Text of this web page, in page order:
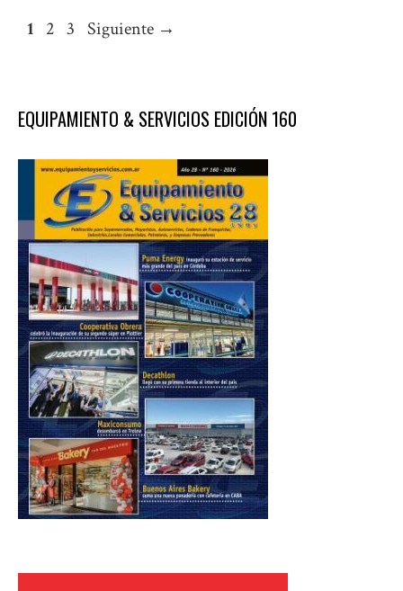
Página
1 Página
2 Página
3 Siguiente →
EQUIPAMIENTO & SERVICIOS EDICIÓN 160